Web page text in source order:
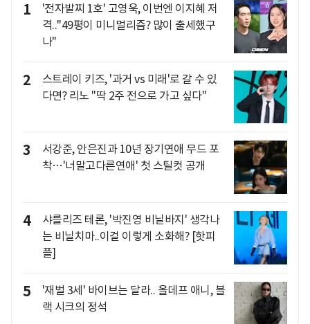
1
'전자발찌 1호' 고영욱, 이번엔 이지혜 저
격.."49평이 미니멀리즘? 많이 출세했구
나"
2
스트레이 키즈, '과거 vs 미래'로 갈 수 있
다면? 리노 "딱 2주 전으로 가고 싶다"
3
서강준, 안은진과 10년 장기연애 무드 포
착…'너말고다른연애' 첫 스틸컷 공개
4
샤를리즈 테론, '박진영 비닐바지' 생각나
는 비닐치마..이걸 이렇게 소화해? [핫피
플]
5
'재벌 3세' 바이브는 달라.. 올데프 애니, 블
랙 시크의 정석